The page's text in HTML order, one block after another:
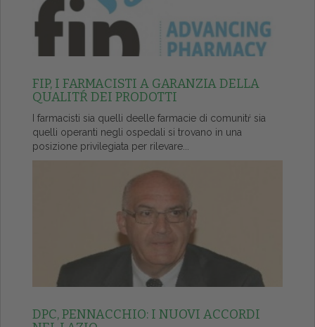
FIP, I FARMACISTI A GARANZIA DELLA
QUALITŔ DEI PRODOTTI
I farmacisti sia quelli deelle farmacie di comunitŕ sia
quelli operanti negli ospedali si trovano in una
posizione privilegiata per rilevare...
DPC, PENNACCHIO: I NUOVI ACCORDI